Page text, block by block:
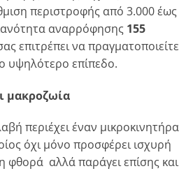
περιστροφής από 3.000 έως
αναρρόφησης 155
επιτρέπει να πραγματοποιείτε
υψηλότερο επίπεδο.
μακροζωία
περιέχει έναν μικροκινητήρα
όχι μόνο προσφέρει ισχυρή
φθορά αλλά παράγει επίσης και